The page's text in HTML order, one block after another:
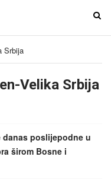
T
e
Srbija
Velika Srbija
danas poslijepodne u
širom Bosne i